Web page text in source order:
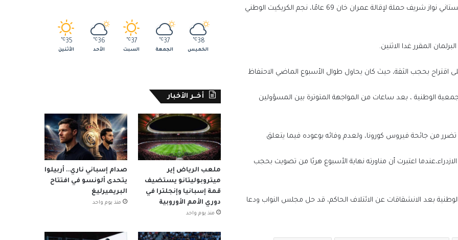
ووفقا لوكالة رويترز فقد قاد الشقيق الأصغر لرئيس الوزراء الباكستاني نواز شريف حملة لإقالة عمران خان 69 عامًا، نجم الكريكيت الوطني
المقرر غدا الاثنين.
اقتراح بحجب الثقة، حيث كان يحاول طوال الأسبوع الماضي الاحتفاظ
الوطنية ، بعد ساعات من المواجهة المتوترة بين المسؤولين
من جائحة فيروس كورونا، ولعدم وفائه بوعوده فيما يتعلق
اعتبرت أن مناورته نهاية الأسبوع هربًا من تصويت بحجب
بعد الانشقاقات عن الائتلاف الحاكم، قد حل مجلس النواب ودعا
38
℃
الخميس
37
℃
الجمعة
37
℃
السبت
36
℃
الأحد
35
℃
الأثنين
أخــر الأخبار
ملعب الرياض إير
ميتروبوليتانو يستضيف
قمة إسبانيا وإنجلترا في
دوري الأمم الأوروبية
منذ يوم واحد
صدام إسباني ناري.. أربيلوا
يتحدى ألونسو في افتتاح
البريميرليغ
منذ يوم واحد